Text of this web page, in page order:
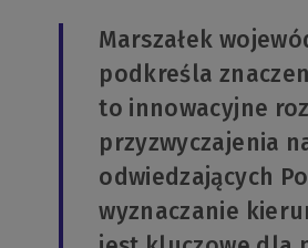
Marszałek
podkreśla
to innowacyjne
przyzwyczajenia
odwiedzających
wyznaczanie